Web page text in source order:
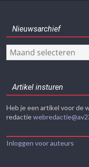
Nieuwsarchief
Nieuwsarchief
Artikel insturen
Heb je een artikel voor de
redactie
Inloggen voor auteurs